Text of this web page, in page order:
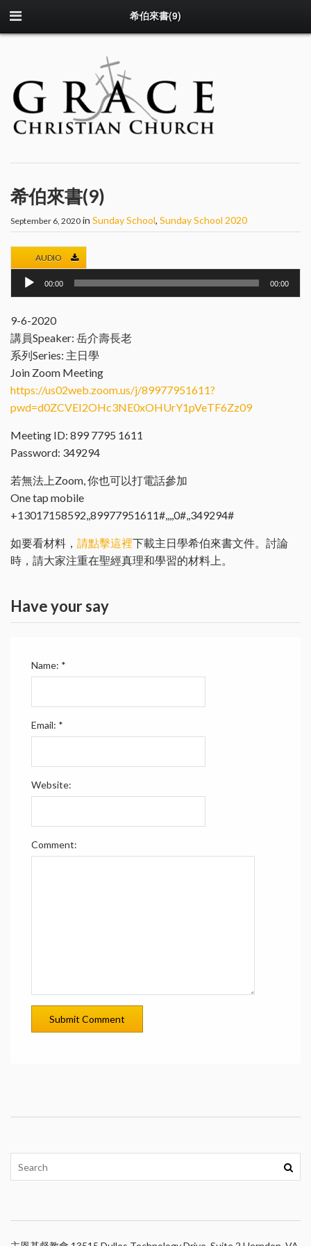
希伯來書(9)
希伯來書(9)
September 6, 2020 in Sunday School, Sunday School 2020
AUDIO
Audio
Player
00:00 00:00
9-6-2020
講員Speaker: 岳介壽長老
系列Series: 主日學
Join Zoom Meeting
https://us02web.zoom.us/j/89977951611?
pwd=d0ZCVEI2OHc3NE0xOHUrY1pVeTF6Zz09
Meeting ID: 899 7795 1611
Password: 349294
若無法上Zoom, 你也可以打電話參加
One tap mobile
+13017158592,,89977951611#,,,,0#,,349294#
如要看材料， 請點擊這裡下載主日學希伯來書文件。討論
時，請大家注重在聖經真理和學習的材料上。
Have your say
Name: *
Email: *
Website:
Comment: